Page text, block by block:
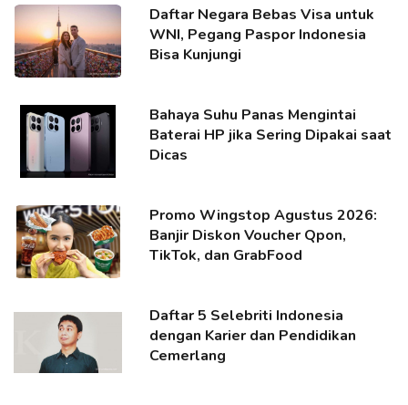
Daftar Negara Bebas Visa untuk
WNI, Pegang Paspor Indonesia
Bisa Kunjungi
Bahaya Suhu Panas Mengintai
Baterai HP jika Sering Dipakai saat
Dicas
Promo Wingstop Agustus 2026:
Banjir Diskon Voucher Qpon,
TikTok, dan GrabFood
Daftar 5 Selebriti Indonesia
dengan Karier dan Pendidikan
Cemerlang